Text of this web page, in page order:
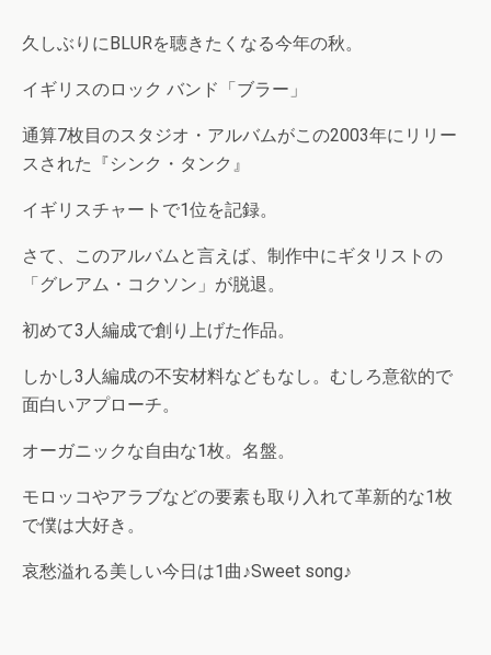
久しぶりにBLURを聴きたくなる今年の秋。
イギリスのロック バンド「ブラー」
通算7枚目のスタジオ・アルバムがこの2003年にリリー
スされた『シンク・タンク』
イギリスチャートで1位を記録。
さて、このアルバムと言えば、制作中にギタリストの
「グレアム・コクソン」が脱退。
初めて3人編成で創り上げた作品。
しかし3人編成の不安材料などもなし。むしろ意欲的で
面白いアプローチ。
オーガニックな自由な1枚。名盤。
モロッコやアラブなどの要素も取り入れて革新的な1枚
で僕は大好き。
哀愁溢れる美しい今日は1曲♪Sweet song♪